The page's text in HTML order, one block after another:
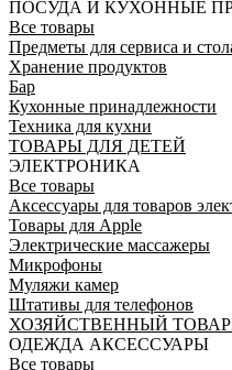
ПОСУДА И КУХОННЫЕ
Все товары
Предметы для сервиса и
Хранение продуктов
Бар
Кухонные принадлежности
Техника для кухни
ТОВАРЫ ДЛЯ ДЕТЕЙ
ЭЛЕКТРОНИКА
Все товары
Аксессуары для товаров
Товары для Apple
Электрические массажеры
Микрофоны
Муляжи камер
Штативы для телефонов
ХОЗЯЙСТВЕННЫЙ
ОДЕЖДА АКСЕССУАРЫ
Все товары